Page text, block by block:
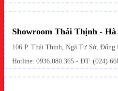
Showroom Thái Thịnh - Hà
106 P. Thái Thịnh, Ngã Tư Sở, Đống
Hotline: 0936.080.365 - ĐT: (024)